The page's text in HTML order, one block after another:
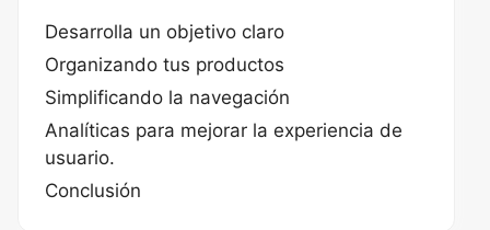
Desarrolla un objetivo claro
Organizando tus productos
Simplificando la navegación
Analíticas para mejorar la experiencia de
usuario.
Conclusión